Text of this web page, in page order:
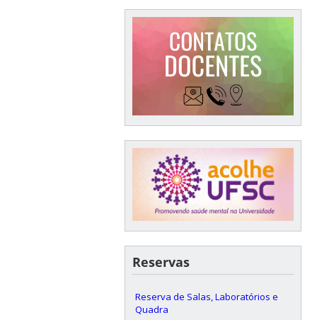
Reservas
Reserva de Salas, Laboratórios e
Quadra